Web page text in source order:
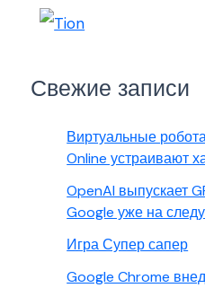
Свежие записи
Виртуальные
Online устраивают
OpenAI выпускает
Google уже на
Игра Супер сапер
Google Chrome